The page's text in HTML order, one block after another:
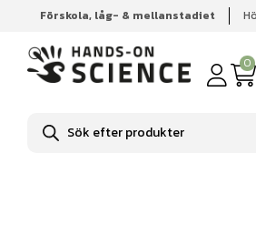
Förskola, låg- & mellanstadiet
0
Produktsökning
Hem Förskola, låg- & mellanstadiet
Bee-Bot & Blue-Bot
Blue-Bot/Bee-